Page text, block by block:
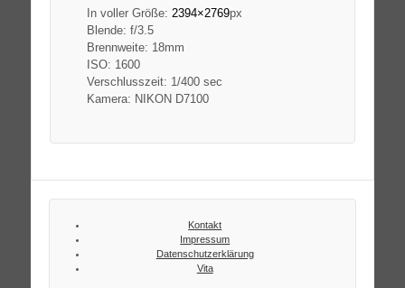
In voller Größe: 2394×2769px
Blende: f/3.5
Brennweite: 18mm
ISO: 1600
Verschlusszeit: 1/400 sec
Kamera: NIKON D7100
Kontakt
Impressum
Datenschutzerklärung
Vita